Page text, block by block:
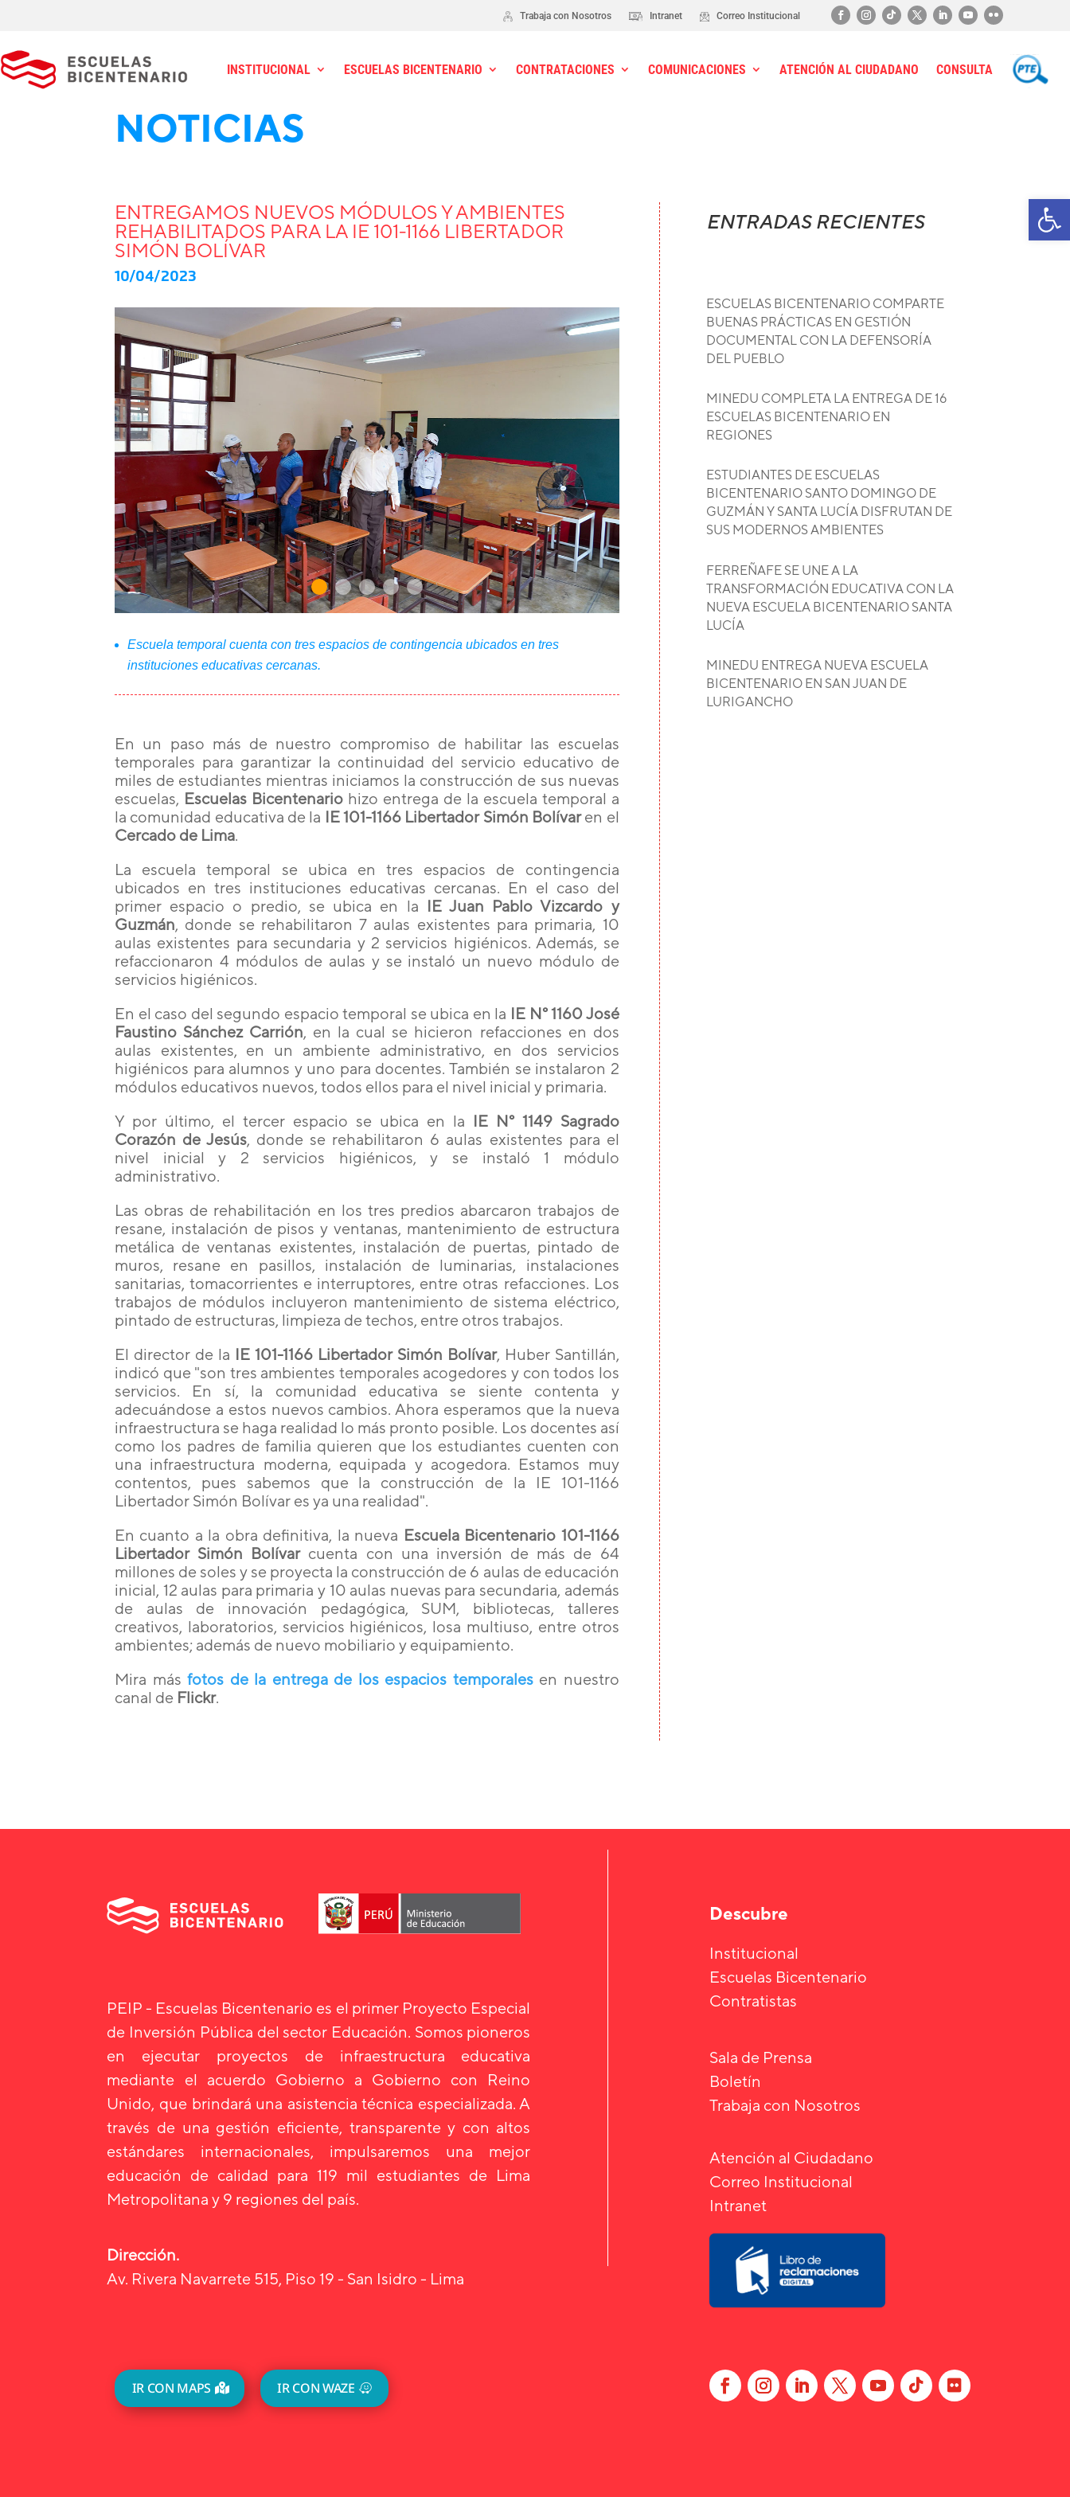
Trabaja con Nosotros Intranet Correo Institucional
INSTITUCIONAL ESCUELAS BICENTENARIO CONTRATACIONES COMUNICACIONES ATENCIÓN AL CIUDADANO CONSULTA PTE
NOTICIAS
ENTREGAMOS NUEVOS MÓDULOS Y AMBIENTES
REHABILITADOS PARA LA IE 101-1166 LIBERTADOR
SIMÓN BOLÍVAR
10/04/2023
Escuela temporal cuenta con tres espacios de contingencia ubicados en tres
instituciones educativas cercanas.
En un paso más de nuestro compromiso de habilitar las escuelas
temporales para garantizar la continuidad del servicio educativo de
miles de estudiantes mientras iniciamos la construcción de sus nuevas
escuelas, Escuelas Bicentenariohizo entrega de la escuela temporal a
la comunidad educativa de la IE 101-1166 Libertador Simón Bolívaren el
Cercado de Lima.
La escuela temporal se ubica en tres espacios de contingencia
ubicados en tres instituciones educativas cercanas. En el caso del
primer espacio o predio, se ubica en la IE Juan Pablo Vizcardo y
Guzmán, donde se rehabilitaron 7 aulas existentes para primaria, 10
aulas existentes para secundaria y 2 servicios higiénicos. Además, se
refaccionaron 4 módulos de aulas y se instaló un nuevo módulo de
servicios higiénicos.
En el caso del segundo espacio temporal se ubica en la IE N° 1160 José
Faustino Sánchez Carrión, en la cual se hicieron refacciones en dos
aulas existentes, en un ambiente administrativo, en dos servicios
higiénicos para alumnos y uno para docentes. También se instalaron 2
módulos educativos nuevos, todos ellos para el nivel inicial y primaria.
Y por último, el tercer espacio se ubica en la IE N° 1149 Sagrado
Corazón de Jesús, donde se rehabilitaron 6 aulas existentes para el
nivel inicial y 2 servicios higiénicos, y se instaló 1 módulo
administrativo.
Las obras de rehabilitación en los tres predios abarcaron trabajos de
resane, instalación de pisos y ventanas, mantenimiento de estructura
metálica de ventanas existentes, instalación de puertas, pintado de
muros, resane en pasillos, instalación de luminarias, instalaciones
sanitarias, tomacorrientes e interruptores, entre otras refacciones. Los
trabajos de módulos incluyeron mantenimiento de sistema eléctrico,
pintado de estructuras, limpieza de techos, entre otros trabajos.
El director de la IE 101-1166 Libertador Simón Bolívar, Huber Santillán,
indicó que "son tres ambientes temporales acogedores y con todos los
servicios. En sí, la comunidad educativa se siente contenta y
adecuándose a estos nuevos cambios. Ahora esperamos que la nueva
infraestructura se haga realidad lo más pronto posible. Los docentes así
como los padres de familia quieren que los estudiantes cuenten con
una infraestructura moderna, equipada y acogedora. Estamos muy
contentos, pues sabemos que la construcción de la IE 101-1166
Libertador Simón Bolívar es ya una realidad".
En cuanto a la obra definitiva, la nueva Escuela Bicentenario 101-1166
Libertador Simón Bolívarcuenta con una inversión de más de 64
millones de soles y se proyecta la construcción de 6 aulas de educación
inicial, 12 aulas para primaria y 10 aulas nuevas para secundaria, además
de aulas de innovación pedagógica, SUM, bibliotecas, talleres
creativos, laboratorios, servicios higiénicos, losa multiuso, entre otros
ambientes; además de nuevo mobiliario y equipamiento.
Mira másfotos de la entrega de los espacios temporalesen nuestro
canal de Flickr.
ENTRADAS RECIENTES
ESCUELAS BICENTENARIO COMPARTE
BUENAS PRÁCTICAS EN GESTIÓN
DOCUMENTAL CON LA DEFENSORÍA
DEL PUEBLO
MINEDU COMPLETA LA ENTREGA DE 16
ESCUELAS BICENTENARIO EN
REGIONES
ESTUDIANTES DE ESCUELAS
BICENTENARIO SANTO DOMINGO DE
GUZMÁN Y SANTA LUCÍA DISFRUTAN DE
SUS MODERNOS AMBIENTES
FERREÑAFE SE UNE A LA
TRANSFORMACIÓN EDUCATIVA CON LA
NUEVA ESCUELA BICENTENARIO SANTA
LUCÍA
MINEDU ENTREGA NUEVA ESCUELA
BICENTENARIO EN SAN JUAN DE
LURIGANCHO
PEIP - Escuelas Bicentenario es el primer Proyecto Especial
de Inversión Pública del sector Educación. Somos pioneros
en ejecutar proyectos de infraestructura educativa
mediante el acuerdo Gobierno a Gobierno con Reino
Unido, que brindará una asistencia técnica especializada. A
través de una gestión eficiente, transparente y con altos
estándares internacionales, impulsaremos una mejor
educación de calidad para 119 mil estudiantes de Lima
Metropolitana y 9 regiones del país.
Dirección.
Av. Rivera Navarrete 515, Piso 19 - San Isidro - Lima
IR CON MAPS IR CON WAZE
Descubre
Institucional
Escuelas Bicentenario
Contratistas
Sala de Prensa
Boletín
Trabaja con Nosotros
Atención al Ciudadano
Correo Institucional
Intranet